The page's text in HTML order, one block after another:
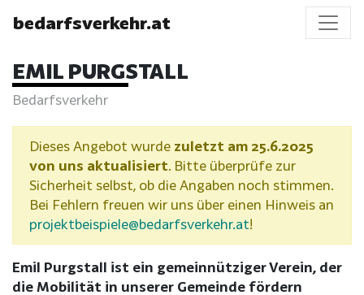
bedarfsverkehr.at
EMIL PURGSTALL
Bedarfsverkehr
Dieses Angebot wurde zuletzt am 25.6.2025
von uns aktualisiert. Bitte überprüfe zur
Sicherheit selbst, ob die Angaben noch stimmen.
Bei Fehlern freuen wir uns über einen Hinweis an
projektbeispiele@bedarfsverkehr.at!
Emil Purgstall ist ein gemeinnütziger Verein, der
die Mobilität in unserer Gemeinde fördern